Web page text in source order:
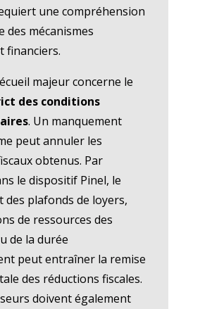
une compréhension
des mécanismes
financiers.
majeur concerne le
des conditions
. Un manquement
peut annuler les
obtenus. Par
le dispositif Pinel, le
des plafonds de loyers,
de ressources des
de la durée
peut entraîner la remise
des réductions fiscales.
doivent également